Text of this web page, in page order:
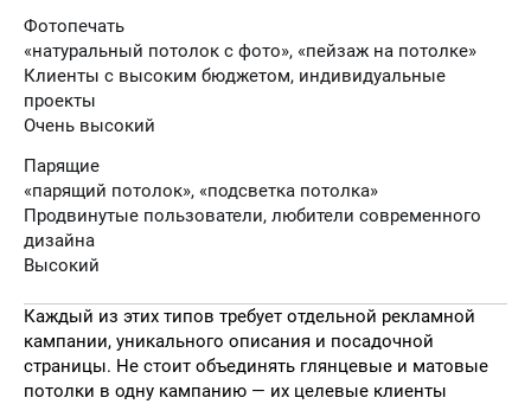
Фотопечать
«натуральный потолок с фото», «пейзаж на потолке»
Клиенты с высоким бюджетом, индивидуальные
проекты
Очень высокий
Парящие
«парящий потолок», «подсветка потолка»
Продвинутые пользователи, любители современного
дизайна
Высокий
Каждый из этих типов требует отдельной рекламной
кампании, уникального описания и посадочной
страницы. Не стоит объединять глянцевые и матовые
потолки в одну кампанию — их целевые клиенты